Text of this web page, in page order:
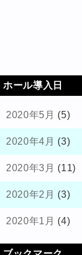
ホール導入日
2020年5月 (5)
2020年4月 (3)
2020年3月 (11)
2020年2月 (3)
2020年1月 (4)